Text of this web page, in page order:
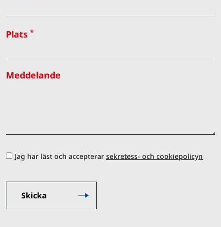
Plats *
Meddelande
Jag har läst och accepterar sekretess- och cookiepolicyn